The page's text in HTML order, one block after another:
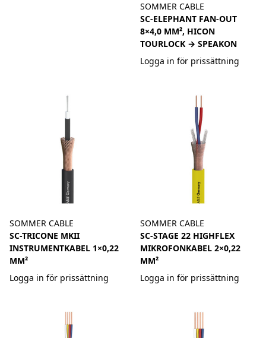
SOMMER CABLE
SC-ELEPHANT FAN-OUT
8×4,0 MM², HICON
TOURLOCK → SPEAKON
Logga in för prissättning
SOMMER CABLE
SC-TRICONE MKII
INSTRUMENTKABEL 1×0,22
MM²
Logga in för prissättning
SOMMER CABLE
SC-STAGE 22 HIGHFLEX
MIKROFONKABEL 2×0,22
MM²
Logga in för prissättning